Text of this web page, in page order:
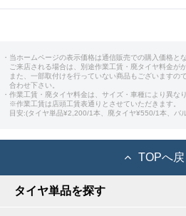
・当ホームページの表示価格は通信販売での購入価格と
ご来店される場合は、別途作業工賃・廃タイヤ料金が
また、一部取付けを行っていない商品もございますの
合わせ下さい。
・作業工賃・廃タイヤ料金は、サイズ・車種により異なり
※作業工賃は店頭工賃表通りとさせていただきます。
目安:(タイヤ単品¥2,200/1本、廃タイヤ¥550/1本、バ
TOPへ戻
タイヤ単品を探す